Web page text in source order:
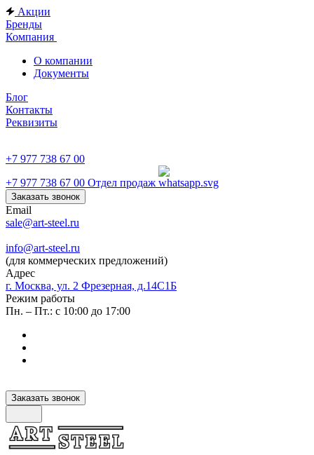
Акции
Бренды
Компания
О компании
Документы
Блог
Контакты
Реквизиты
+7 977 738 67 00
+7 977 738 67 00 Отдел продаж
Заказать звонок
Email
sale@art-steel.ru
info@art-steel.ru
(для коммерческих предложений)
Адрес
г. Москва, ул. 2 Фрезерная, д.14С1Б
Режим работы
Пн. – Пт.: с 10:00 до 17:00
Заказать звонок